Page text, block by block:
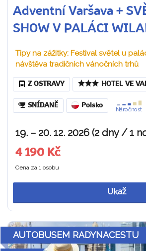
Adventní Varšava +
SHOW V PALÁCI
Tipy na zážitky: Festival světel u
návštěva tradičních vánočních trhů
Z OSTRAVY HOTEL VE
SNÍDANĚ Polsko
Náročnost
19. – 20. 12. 2026 (2 dny / 1
4 190 Kč
Cena za 1 osobu
Ukaž
AUTOBUSEM RADYNACESTU